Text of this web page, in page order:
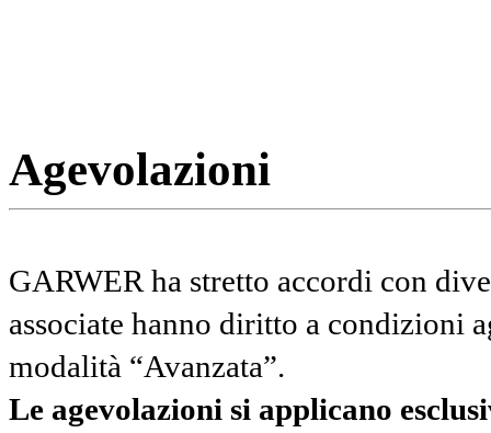
Agevolazioni
GARWER ha stretto accordi con
associate hanno diritto a condizioni
modalità “Avanzata”.
Le agevolazioni si applicano